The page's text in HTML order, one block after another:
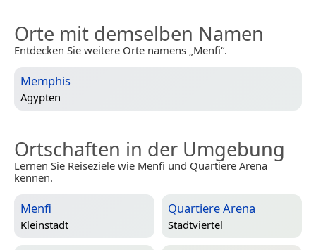
Orte mit demselben Namen
Entdecken Sie weitere Orte namens „Menfi“.
Memphis
Ägypten
Ortschaften in der Umgebung
Lernen Sie Reiseziele wie Menfi und Quartiere Arena
kennen.
Menfi
Kleinstadt
Quartiere Arena
Stadtviertel